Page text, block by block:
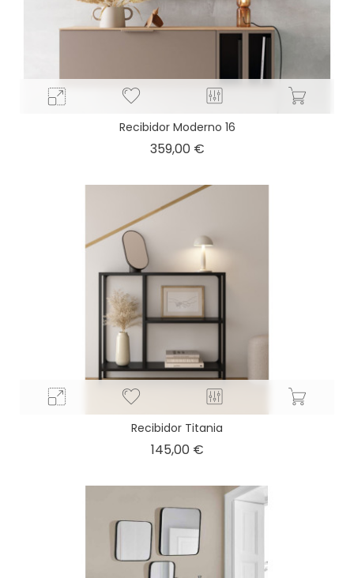
Recibidor Moderno 16
359,00 €Precio
Recibidor Titania
145,00 €Precio